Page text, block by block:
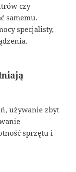
czy
samemu.
specjalisty,
używanie zbyt
sprzętu i